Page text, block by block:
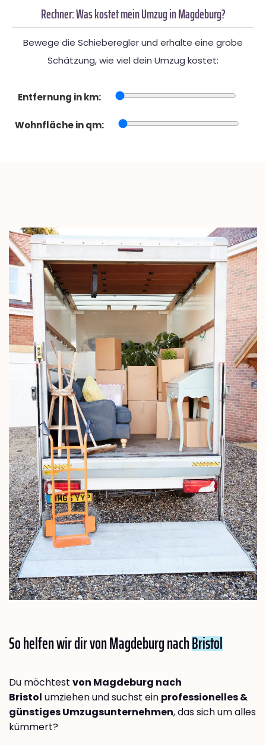
Rechner: Was kostet mein Umzug in Magdeburg?
Bewege die Schieberegler und erhalte eine grobe
Schätzung, wie viel dein Umzug kostet:
Entfernung in km:
Wohnfläche in qm:
So helfen wir dir von Magdeburg nachBristol
Du möchtest von Magdeburg nach
Bristol umziehen und suchst ein professionelles &
günstiges Umzugsunternehmen, das sich um alles
kümmert?